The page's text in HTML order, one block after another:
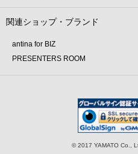
関連ショップ・ブランド
antina for BIZ
PRESENTERS ROOM
© 2017 YAMATO Co.,